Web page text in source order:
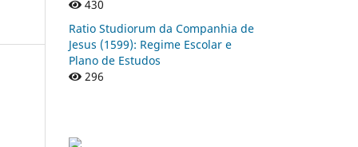
430
Ratio Studiorum da Companhia de
Jesus (1599): Regime Escolar e
Plano de Estudos
296